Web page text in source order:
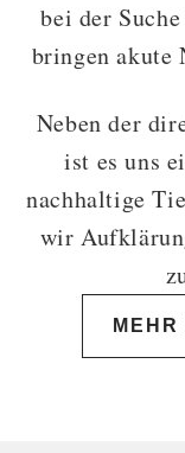
bei der
bringen akute
Neben der
ist es uns
nachhaltige
wir